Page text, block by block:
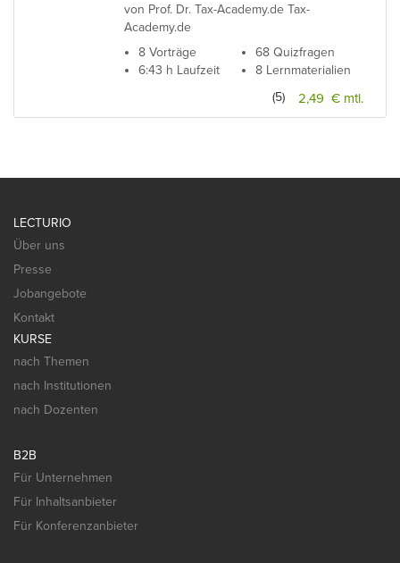
von Prof. Dr. Tax-Academy.de Tax-
Academy.de
8 Vorträge
6:43 h Laufzeit
68 Quizfragen
8 Lernmaterialien
2,49 € mtl.
(5)
LECTURIO
Über uns
Presse
Jobangebote
Kontakt
KURSE
nach Themen
nach Institutionen
nach Dozenten
B2B
Für Unternehmen
Für Inhaltsanbieter
Für Konferenzanbieter